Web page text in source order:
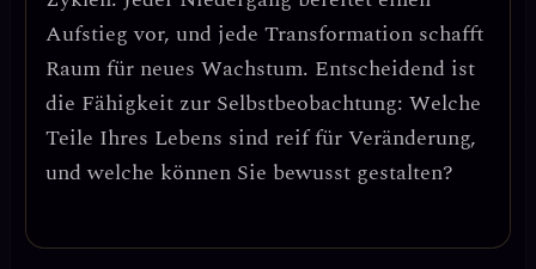
Aufstieg vor, und jede Transformation schafft
Raum für neues Wachstum. Entscheidend ist
die Fähigkeit zur Selbstbeobachtung: Welche
Teile Ihres Lebens sind reif für Veränderung,
und welche können Sie bewusst gestalten?